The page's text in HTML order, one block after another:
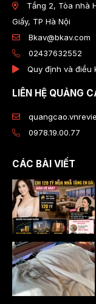
Tầng 2, Tòa nhà
Giấy, TP Hà Nội
Bkav@bkav.com
02437632552
Quy định và điều
LIÊN HỆ QUẢNG
0978.19.00.77
CÁC BÀI VIẾT